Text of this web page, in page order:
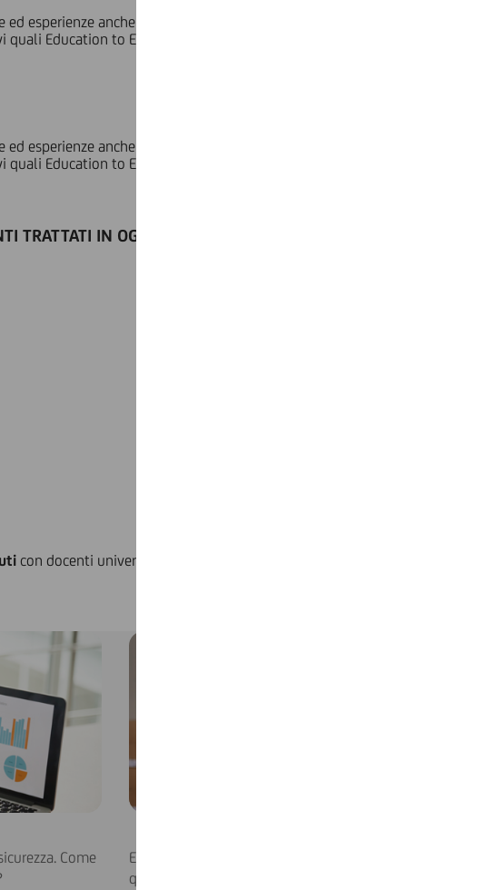
esperienze anche grazie un’interazione real time durante gli eventi.
Education to Export di Sace e Ambizione Italia e Microsoft learn di
esperienze anche grazie un’interazione real time durante gli eventi.
Education to Export di Sace e Ambizione Italia e Microsoft learn di
TRATTATI IN OGNI LIVE COACHING
con docenti universitari, ricercatori, professionisti, imprenditori,
Come
Export Management del Made in Italy: cosa cambia e
quali sono le nuove geografie?